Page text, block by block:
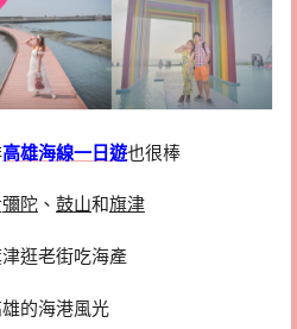
高雄海線一日遊也很棒
彌陀 、 鼓山和旗津
逛老街吃海產
的海港風光